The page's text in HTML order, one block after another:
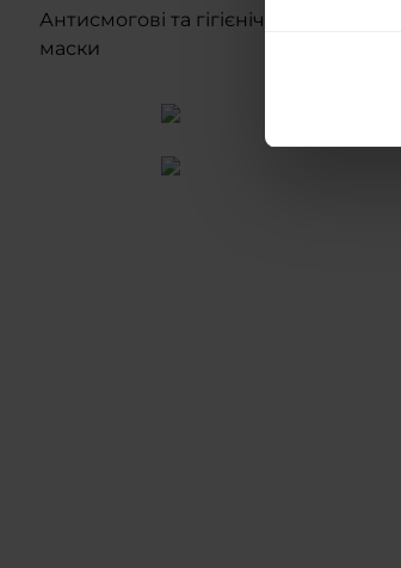
Антисмогові та гігієнічні
маски